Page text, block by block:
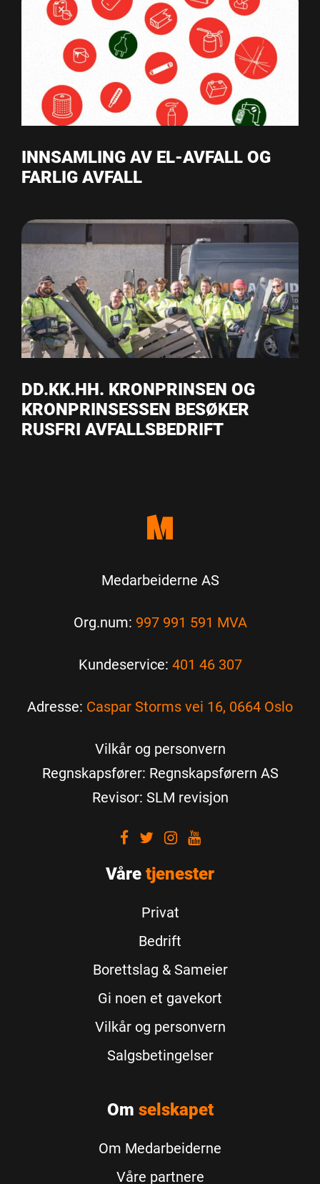
INNSAMLING AV EL-AVFALL OG
FARLIG AVFALL
DD.KK.HH. KRONPRINSEN OG
KRONPRINSESSEN BESØKER
RUSFRI AVFALLSBEDRIFT
Medarbeiderne AS
Org.num: 997 991 591 MVA
Kundeservice: 401 46 307
Adresse: Caspar Storms vei 16, 0664 Oslo
Vilkår og personvern
Regnskapsfører: Regnskapsførern AS
Revisor: SLM revisjon
Visit
Facebook
Visit
Twitter
Visit
Instagram
Visit
Youtube
Våre tjenester
Privat
Bedrift
Borettslag & Sameier
Gi noen et gavekort
Vilkår og personvern
Salgsbetingelser
Om selskapet
Om Medarbeiderne
Våre partnere